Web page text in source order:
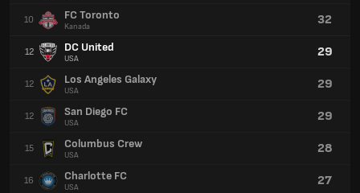
10 FC Toronto
Kanada 32
12 DC United
USA 29
12 Los Angeles Galaxy
USA 29
12 San Diego FC
USA 29
15 Columbus Crew
USA 28
16 Charlotte FC
USA 27